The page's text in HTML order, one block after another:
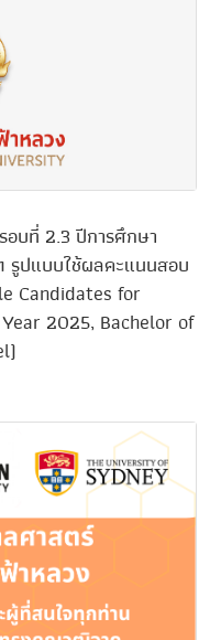
บที่ 2.3 ปีการศึกษา
ปแบบใช้ผลคะแนนสอบ
Candidates for
2025, Bachelor of